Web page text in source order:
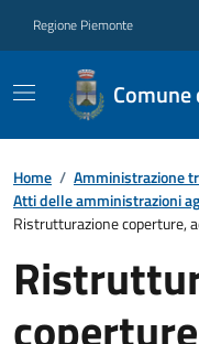
Regione Piemonte
Comune
Home / Amministrazione
Atti delle amministrazioni
Ristrutturazione coperture,